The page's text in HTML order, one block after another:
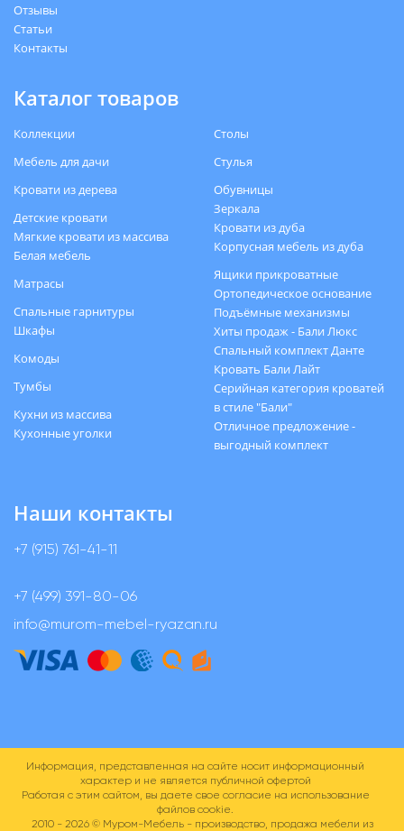
Отзывы
Статьи
Контакты
Каталог товаров
Коллекции
Мебель для дачи
Кровати из дерева
Детские кровати
Мягкие кровати из массива
Белая мебель
Матрасы
Спальные гарнитуры
Шкафы
Комоды
Тумбы
Кухни из массива
Кухонные уголки
Столы
Стулья
Обувницы
Зеркала
Кровати из дуба
Корпусная мебель из дуба
Ящики прикроватные
Ортопедическое основание
Подъёмные механизмы
Хиты продаж - Бали Люкс
Спальный комплект Данте
Кровать Бали Лайт
Серийная категория кроватей
в стиле "Бали"
Отличное предложение -
выгодный комплект
Наши контакты
+7 (915) 761-41-11
+7 (499) 391-80-06
info@murom-mebel-ryazan.ru
Информация, представленная на сайте носит информационный
характер и не является публичной офертой
Работая с этим сайтом, вы даете свое согласие на использование
файлов cookie.
2010 - 2026 ©Муром-Мебель - производство, продажа мебели из